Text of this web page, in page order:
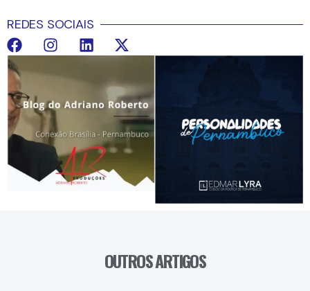
REDES SOCIAIS
OUTROS ARTIGOS